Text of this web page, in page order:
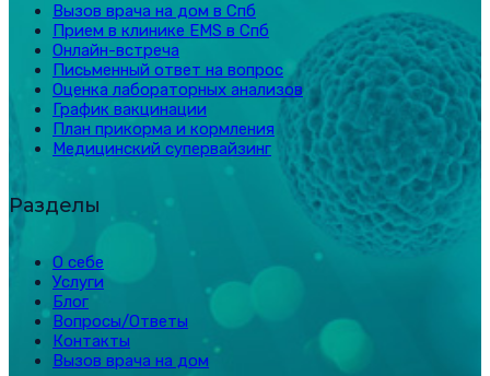
Вызов врача на дом в Спб
Прием в клинике EMS в Спб
Онлайн-встреча
Письменный ответ на вопрос
Оценка лабораторных анализов
График вакцинации
План прикорма и кормления
Медицинский супервайзинг
Разделы
О себе
Услуги
Блог
Вопросы/Ответы
Контакты
Вызов врача на дом